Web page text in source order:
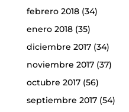
febrero 2018(34)
enero 2018(35)
diciembre 2017(34)
noviembre 2017(37)
octubre 2017(56)
septiembre 2017(54)